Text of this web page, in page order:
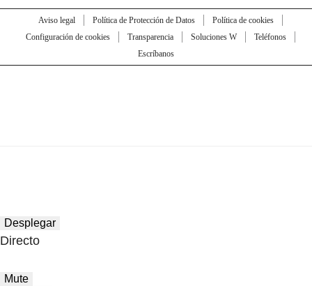
Aviso legal Política de Protección de Datos
Política de cookies
Configuración de cookies
Transparencia Soluciones W
Teléfonos
Escríbanos
Desplegar
Directo
Mute